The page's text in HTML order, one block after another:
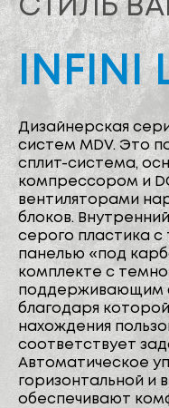
СТИЛЬ
INFINI
Дизайнерская
систем MDV. Это
сплит-система,
компрессором и
вентиляторами
блоков.
серого пластика
панелью «под
комплекте с
поддерживающим
благодаря
нахождения
соответствует
Автоматическое
горизонтальной и
обеспечивают